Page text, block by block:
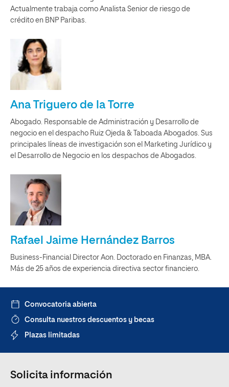
Actualmente trabaja como Analista Senior de riesgo de
crédito en BNP Paribas.
Ana Triguero de la Torre
Abogado. Responsable de Administración y Desarrollo de
negocio en el despacho Ruiz Ojeda & Taboada Abogados. Sus
principales líneas de investigación son el Marketing Jurídico y
el Desarrollo de Negocio en los despachos de Abogados.
Rafael Jaime Hernández Barros
Business-Financial Director Aon. Doctorado en Finanzas, MBA.
Más de 25 años de experiencia directiva sector financiero.
Convocatoria abierta
Consulta nuestros descuentos y becas
Plazas limitadas
Solicita información